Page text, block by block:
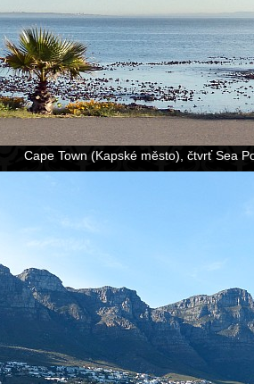
Cape Town (Kapské město), čtvrť Sea